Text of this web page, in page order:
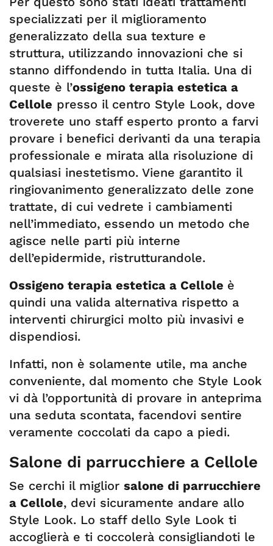
specializzati per il miglioramento
generalizzato della sua texture e
struttura, utilizzando innovazioni che si
stanno diffondendo in tutta Italia. Una di
queste è l’ossigeno terapia estetica a
Cellole presso il centro Style Look, dove
troverete uno staff esperto pronto a farvi
provare i benefici derivanti da una terapia
professionale e mirata alla risoluzione di
qualsiasi inestetismo. Viene garantito il
ringiovanimento generalizzato delle zone
trattate, di cui vedrete i cambiamenti
nell’immediato, essendo un metodo che
agisce nelle parti più interne
dell’epidermide, ristrutturandole.
Ossigeno terapia estetica a Cellole è
quindi una valida alternativa rispetto a
interventi chirurgici molto più invasivi e
dispendiosi.
Infatti, non è solamente utile, ma anche
conveniente, dal momento che Style Look
vi dà l’opportunità di provare in anteprima
una seduta scontata, facendovi sentire
veramente coccolati da capo a piedi.
Salone di parrucchiere a Cellole
Se cerchi il miglior salone di parrucchiere
a Cellole, devi sicuramente andare allo
Style Look. Lo staff dello Syle Look ti
accoglierà e ti coccolerà consigliandoti le